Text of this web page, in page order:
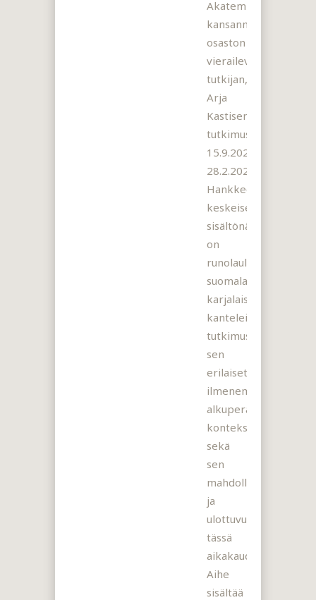
Akatemian
kansanmusiikin
osaston
vierailevan
tutkijan,
Arja
Kastisen,
tutkimushanke
15.9.2021–
28.2.2026.
Hankkeen
keskeisenä
sisältönä
on
runolaulukulttuurin
suomalais-
karjalaisen
tutkimus,
sen
erilaiset
ilmenemismuodot
alkuperäisessä
kontekstissaan
sekä
sen
mahdollisuudet
ja
ulottuvuudet
tässä
aikakaudessa.
Aihe
sisältää